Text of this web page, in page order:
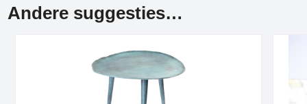
Andere suggesties…